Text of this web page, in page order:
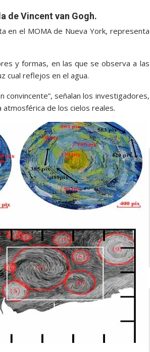
de Vincent van Gogh.
en el MOMA de Nueva York, representa
y formas, en las que se observa a las
cual reflejos en el agua.
convincente”, señalan los investigadores,
de los cielos reales.